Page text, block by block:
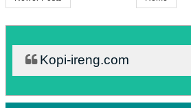
Kopi-ireng.com